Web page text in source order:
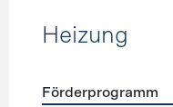
Heizung
Förderprogramm